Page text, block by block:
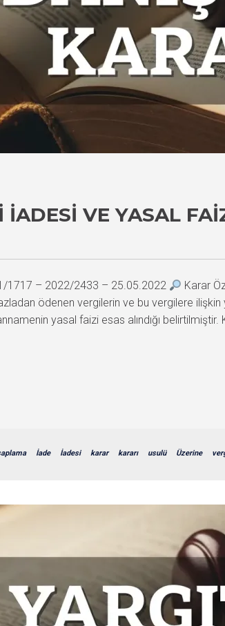
İADESI VE YASAL
1717 – 2022/2433 – 25.05.2022
Karar
ödenen vergilerin ve bu vergilere
yasal faizi esas alındığı belirtilmiştir.
İade İadesi karar kararı usulü Üzerine